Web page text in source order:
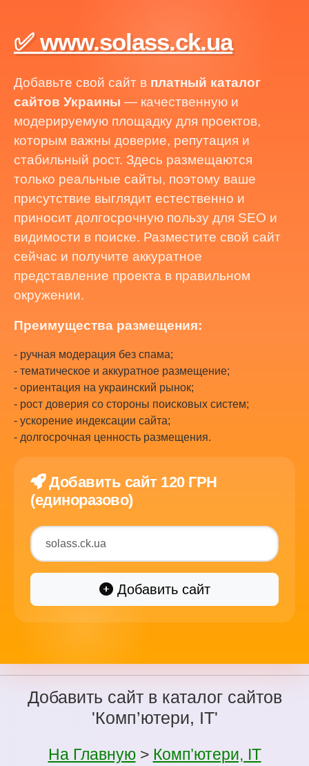
✅ www.solass.ck.ua
Добавьте свой сайт в платный каталог
сайтов Украины — качественную и
модерируемую площадку для проектов,
которым важны доверие, репутация и
стабильный рост. Здесь размещаются
только реальные сайты, поэтому ваше
присутствие выглядит естественно и
приносит долгосрочную пользу для SEO и
видимости в поиске. Разместите свой сайт
сейчас и получите аккуратное
представление проекта в правильном
окружении.
Преимущества размещения:
- ручная модерация без спама;
- тематическое и аккуратное размещение;
- ориентация на украинский рынок;
- рост доверия со стороны поисковых систем;
- ускорение индексации сайта;
- долгосрочная ценность размещения.
Добавить сайт 120 ГРН
(единоразово)
Добавить сайт
Добавить сайт в каталог сайтов
'Комп’ютери, ІТ'
На Главную> Комп’ютери, ІТ